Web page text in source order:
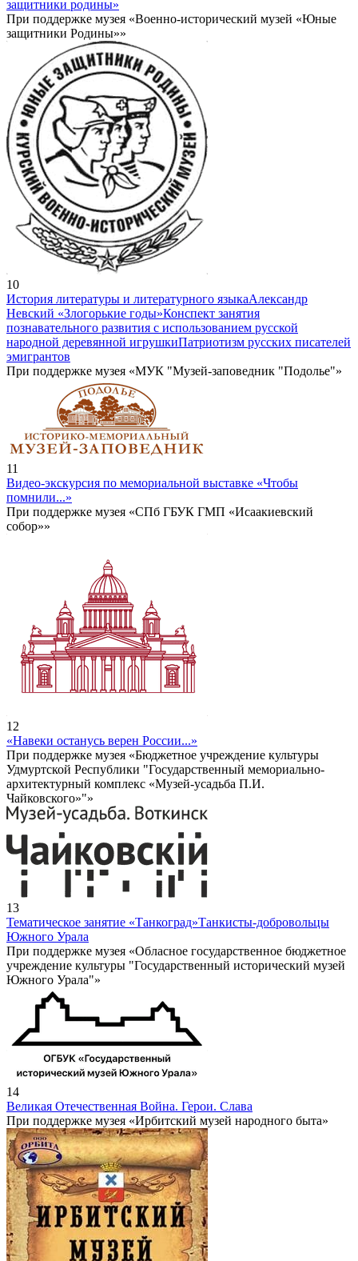
защитники родины»
При поддержке музея «Военно-исторический музей «Юные
защитники Родины»»
10
История литературы и литературного языкаАлександр
Невский «Злогорькие годы»Конспект занятия
познавательного развития с использованием русской
народной деревянной игрушкиПатриотизм русских писателей
эмигрантов
При поддержке музея «МУК "Музей-заповедник "Подолье"»
11
Видео-экскурсия по мемориальной выставке «Чтобы
помнили...»
При поддержке музея «СПб ГБУК ГМП «Исаакиевский
собор»»
12
«Навеки останусь верен России...»
При поддержке музея «Бюджетное учреждение культуры
Удмуртской Республики "Государственный мемориально-
архитектурный комплекс «Музей-усадьба П.И.
Чайковского»"»
13
Тематическое занятие «Танкоград»Танкисты-добровольцы
Южного Урала
При поддержке музея «Обласное государственное бюджетное
учреждение культуры "Государственный исторический музей
Южного Урала"»
14
Великая Отечественная Война. Герои. Слава
При поддержке музея «Ирбитский музей народного быта»